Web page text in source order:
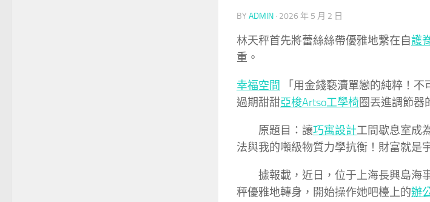
BY ADMIN · 2026 年 5 月 2 日
林天秤首先將蕾絲絲帶優雅地繫在自護
重。
幸福空間 「用金錢褻瀆單戀的純粹！
過期甜甜亞梭Artso工學椅圈丟進調節器
原題目：讓巧寓設計工間歇息室成
法與我的噸級物質力學抗衡！財富就是
據報載，近日，位于上海長興島海
秤優雅地轉身，開始操作她吧檯上的辦